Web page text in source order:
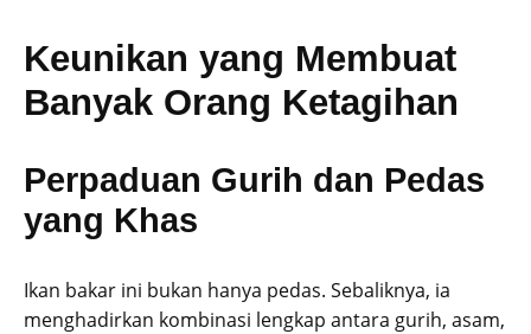
Keunikan yang Membuat
Banyak Orang Ketagihan
Perpaduan Gurih dan Pedas
yang Khas
Ikan bakar ini bukan hanya pedas. Sebaliknya, ia
menghadirkan kombinasi lengkap antara gurih, asam,